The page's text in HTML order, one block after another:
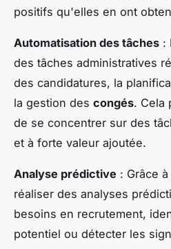
positifs qu'elles en ont
Automatisation des tâches :
des tâches administratives
des candidatures, la
la gestion des congés. Cela
de se concentrer sur des
et à forte valeur ajoutée.
Analyse prédictive : Grâce
réaliser des analyses
besoins en recrutement,
potentiel ou détecter les